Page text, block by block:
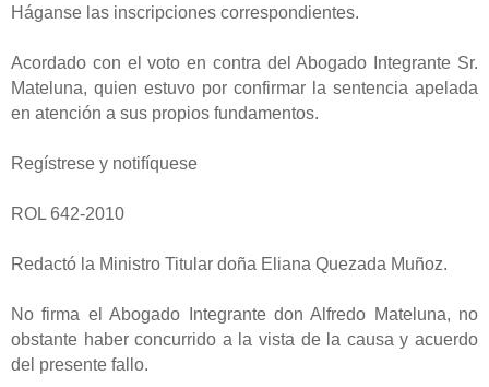
Háganse las inscripciones correspondientes.
Acordado con el voto en contra del Abogado Integrante Sr.
Mateluna, quien estuvo por confirmar la sentencia apelada
en atención a sus propios fundamentos.
Regístrese y notifíquese
ROL 642-2010
Redactó la Ministro Titular doña Eliana Quezada Muñoz.
No firma el Abogado Integrante don Alfredo Mateluna, no
obstante haber concurrido a la vista de la causa y acuerdo
del presente fallo.